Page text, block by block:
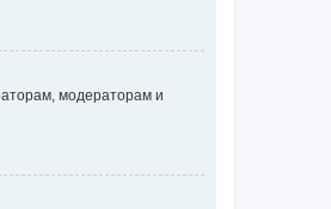
модераторам и